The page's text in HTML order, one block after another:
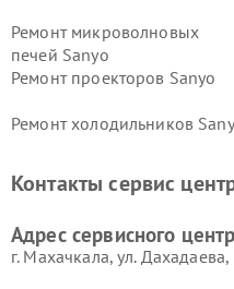
Ремонт микроволновых
печей Sanyo
Ремонт проекторов Sanyo
Ремонт холодильников
Контакты сервис
Адрес сервисного
г. Махачкала, ул.